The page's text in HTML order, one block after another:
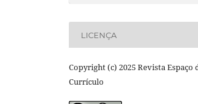
LICENÇA
Copyright (c) 2025 Revista Espaço
Currículo